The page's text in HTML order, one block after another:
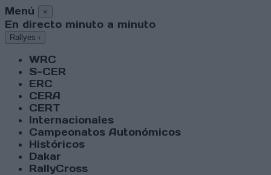
Menú ×
En directo minuto a minuto
Rallyes ›
WRC
S-CER
ERC
CERA
CERT
Internacionales
Campeonatos Autonómicos
Históricos
Dakar
RallyCross